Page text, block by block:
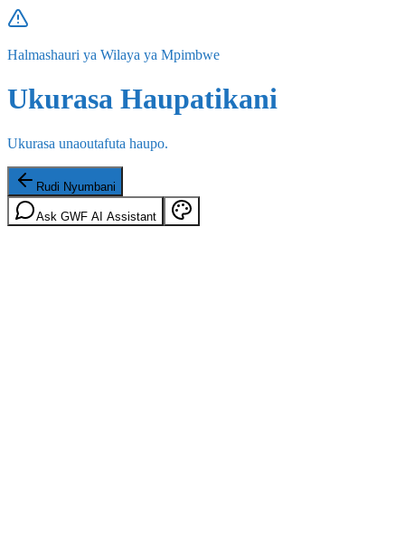
Halmashauri ya Wilaya ya Mpimbwe
Ukurasa Haupatikani
Ukurasa unaoutafuta haupo.
Rudi Nyumbani
Ask GWF AI Assistant